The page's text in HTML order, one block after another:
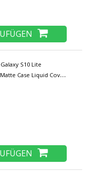
S10 Lite
Case Liquid Cover